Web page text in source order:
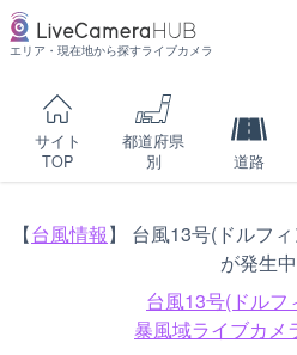
エリア・現在地から探すライブカメラ
サイト
TOP
都道府県
別
道路
【台風情報】 台風13号(ドルフ
が発生中
台風13号(ドルフ
暴風域ライブカメ